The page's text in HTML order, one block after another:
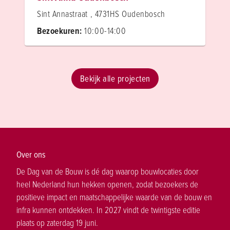
Sint Annastraat , 4731HS Oudenbosch
Bezoekuren: 10:00-14:00
Bekijk alle projecten
Over ons
De Dag van de Bouw is dé dag waarop bouwlocaties door
heel Nederland hun hekken openen, zodat bezoekers de
positieve impact en maatschappelijke waarde van de bouw en
infra kunnen ontdekken. In 2027 vindt de twintigste editie
plaats op zaterdag 19 juni.